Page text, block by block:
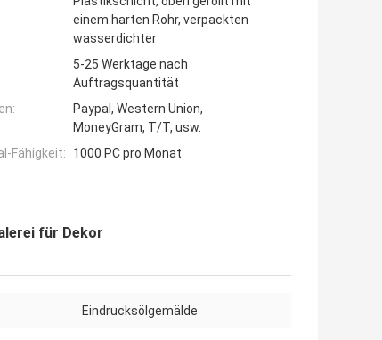
einem harten Rohr, verpackten
wasserdichter
5-25 Werktage nach
Auftragsquantität
Paypal, Western Union,
MoneyGram, T/T, usw.
Fähigkeit:
1000 PC pro Monat
für Dekor
Eindrucksölgemälde